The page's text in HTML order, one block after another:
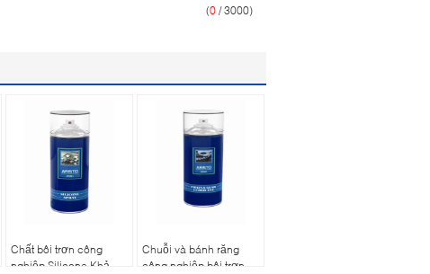
(0 / 3000)
Chất bôi trơn công
nghiệp Silicone Khả
Chuỗi và bánh răng
công nghiệp bôi trơn